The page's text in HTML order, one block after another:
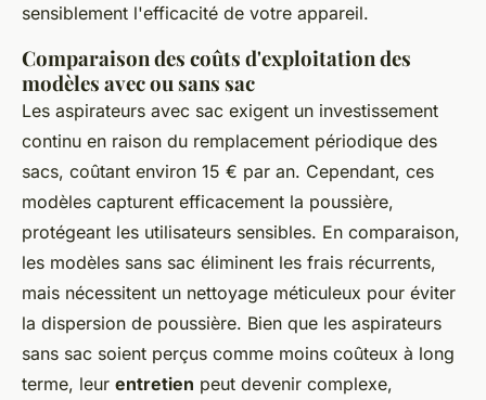
sensiblement l'efficacité de votre appareil.
Comparaison des coûts d'exploitation des
modèles avec ou sans sac
Les aspirateurs avec sac exigent un investissement
continu en raison du remplacement périodique des
sacs, coûtant environ 15 € par an. Cependant, ces
modèles capturent efficacement la poussière,
protégeant les utilisateurs sensibles. En comparaison,
les modèles sans sac éliminent les frais récurrents,
mais nécessitent un nettoyage méticuleux pour éviter
la dispersion de poussière. Bien que les aspirateurs
sans sac soient perçus comme moins coûteux à long
terme, leur entretien peut devenir complexe,